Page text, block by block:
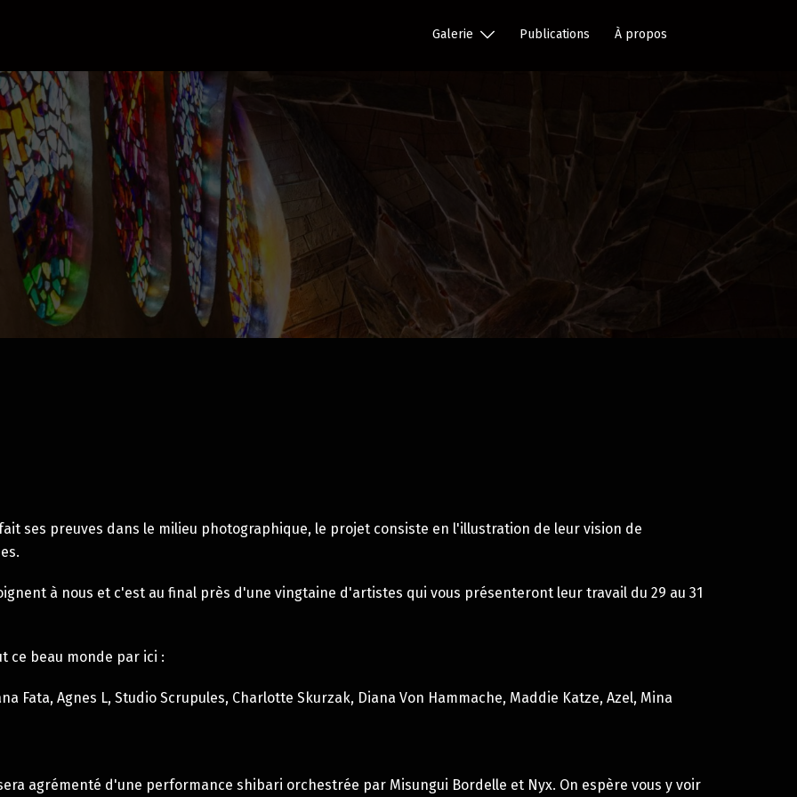
Galerie Publications À propos
ses preuves dans le milieu photographique, le projet consiste en l'illustration de leur vision de
à nous et c'est au final près d'une vingtaine d'artistes qui vous présenteront leur travail du 29 au 31
ce beau monde par ici :
Fata, Agnes L, Studio Scrupules, Charlotte Skurzak, Diana Von Hammache, Maddie Katze, Azel, Mina
agrémenté d'une performance shibari orchestrée par Misungui Bordelle et Nyx. On espère vous y voir